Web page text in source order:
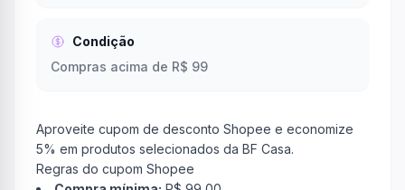
Condição
Compras acima de R$ 99
Aproveite cupom de desconto Shopee e economize
5% em produtos selecionados da BF Casa.
Regras do cupom Shopee